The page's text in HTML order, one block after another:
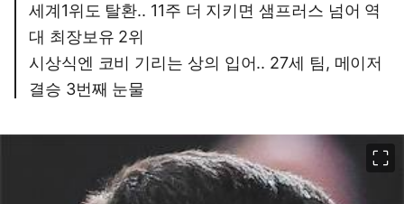
세계1위도 탈환.. 11주 더 지키면 샘프러스 넘어 역
대 최장보유 2위
시상식엔 코비 기리는 상의 입어.. 27세 팀, 메이저
결승 3번째 눈물